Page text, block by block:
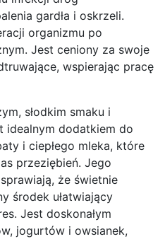
gardła i oskrzeli.
organizmu po
Jest ceniony za swoje
wspierając pracę
słodkim smaku i
idealnym dodatkiem do
i ciepłego mleka, które
przeziębień. Jego
że świetnie
środek ułatwiający
Jest doskonałym
jogurtów i owsianek,